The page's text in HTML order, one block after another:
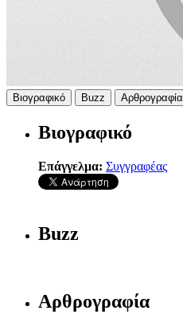
Βιογραφικό Buzz Αρθρογραφία
Βιογραφικό
Επάγγελμα: Συγγραφέας
Buzz
Αρθρογραφία